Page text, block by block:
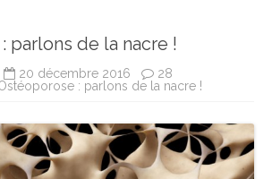
parlons de la nacre !
20 décembre 2016
28
: parlons de la nacre !